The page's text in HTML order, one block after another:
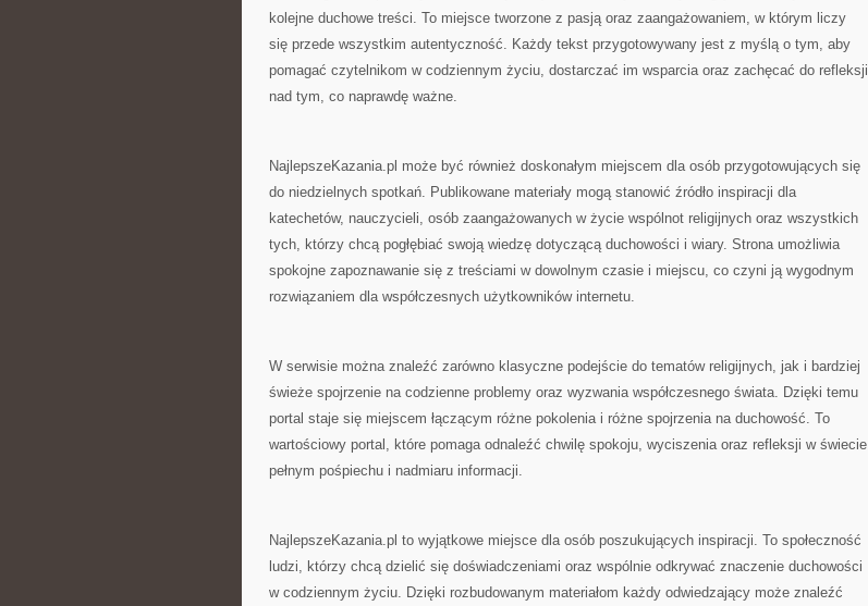
kolejne duchowe treści. To miejsce tworzone z pasją oraz zaangażowaniem, w którym liczy
się przede wszystkim autentyczność. Każdy tekst przygotowywany jest z myślą o tym, aby
pomagać czytelnikom w codziennym życiu, dostarczać im wsparcia oraz zachęcać do refleksji
nad tym, co naprawdę ważne.
NajlepszeKazania.pl może być również doskonałym miejscem dla osób przygotowujących się
do niedzielnych spotkań. Publikowane materiały mogą stanowić źródło inspiracji dla
katechetów, nauczycieli, osób zaangażowanych w życie wspólnot religijnych oraz wszystkich
tych, którzy chcą pogłębiać swoją wiedzę dotyczącą duchowości i wiary. Strona umożliwia
spokojne zapoznawanie się z treściami w dowolnym czasie i miejscu, co czyni ją wygodnym
rozwiązaniem dla współczesnych użytkowników internetu.
W serwisie można znaleźć zarówno klasyczne podejście do tematów religijnych, jak i bardziej
świeże spojrzenie na codzienne problemy oraz wyzwania współczesnego świata. Dzięki temu
portal staje się miejscem łączącym różne pokolenia i różne spojrzenia na duchowość. To
wartościowy portal, które pomaga odnaleźć chwilę spokoju, wyciszenia oraz refleksji w świecie
pełnym pośpiechu i nadmiaru informacji.
NajlepszeKazania.pl to wyjątkowe miejsce dla osób poszukujących inspiracji. To społeczność
ludzi, którzy chcą dzielić się doświadczeniami oraz wspólnie odkrywać znaczenie duchowości
w codziennym życiu. Dzięki rozbudowanym materiałom każdy odwiedzający może znaleźć